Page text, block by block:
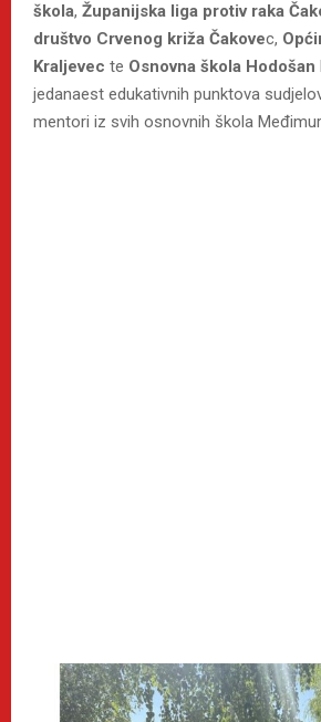
škola, Županijska liga protiv raka
društvo Crvenog križa Čakovec,
Kraljevec te Osnovna škola Hodošan
jedanaest edukativnih punktova
mentori iz svih osnovnih škola